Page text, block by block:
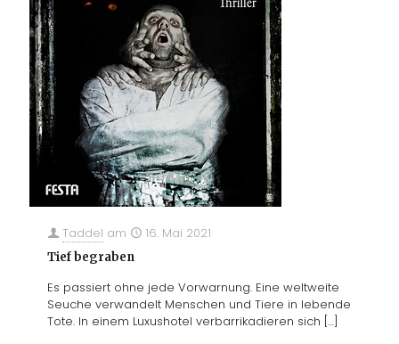
Taddel am 16. Mai 2021
Tief begraben
Es passiert ohne jede Vorwarnung. Eine weltweite
Seuche verwandelt Menschen und Tiere in lebende
Tote. In einem Luxushotel verbarrikadieren sich […]